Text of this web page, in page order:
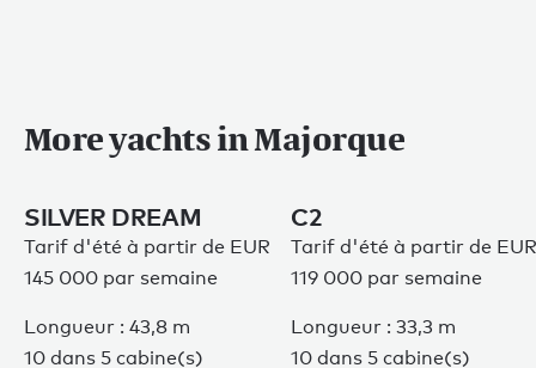
More yachts in Majorque
SILVER DREAM
Tarif d'été à partir de EUR
145 000 par semaine
Longueur : 43,8 m
10 dans 5 cabine(s)
C2
Tarif d'été à partir de EUR
119 000 par semaine
Longueur : 33,3 m
10 dans 5 cabine(s)